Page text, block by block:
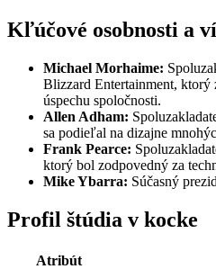
Kľúčové osobnosti a
Michael Morhaime:
Blizzard Entertainment,
úspechu spoločnosti.
Allen Adham:
sa podieľal na dizajne
Frank Pearce:
ktorý bol zodpovedný za
Mike Ybarra: Súčasný
Profil štúdia v kocke
Atribút